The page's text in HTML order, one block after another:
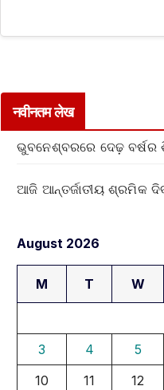
नवीनतम लेख
ଭୁବନେଶ୍ବରରେ ଦେଢ଼
ଆଜି ଆନ୍ତର୍ଜାତୀୟ ଶ୍ରମିକ
August 2026
M T W
3
4 5
10
11 12